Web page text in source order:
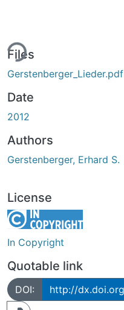
Files
Gerstenberger_Lieder.pdf
Date
2012
Authors
Gerstenberger, Erhard S.
License
In Copyright
Quotable link
DOI: http://